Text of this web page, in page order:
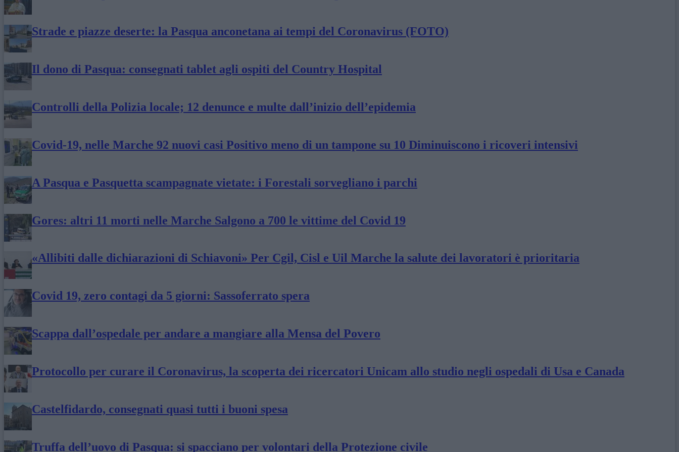
Strade e piazze deserte: la Pasqua anconetana ai tempi del Coronavirus (FOTO)
Il dono di Pasqua: consegnati tablet agli ospiti del Country Hospital
Controlli della Polizia locale; 12 denunce e multe dall’inizio dell’epidemia
Covid-19, nelle Marche 92 nuovi casi Positivo meno di un tampone su 10 Diminuiscono i ricoveri intensivi
A Pasqua e Pasquetta scampagnate vietate: i Forestali sorvegliano i parchi
Gores: altri 11 morti nelle Marche Salgono a 700 le vittime del Covid 19
«Allibiti dalle dichiarazioni di Schiavoni» Per Cgil, Cisl e Uil Marche la salute dei lavoratori è prioritaria
Covid 19, zero contagi da 5 giorni: Sassoferrato spera
Scappa dall’ospedale per andare a mangiare alla Mensa del Povero
Protocollo per curare il Coronavirus, la scoperta dei ricercatori Unicam allo studio negli ospedali di Usa e Canada
Castelfidardo, consegnati quasi tutti i buoni spesa
Truffa dell’uovo di Pasqua: si spacciano per volontari della Protezione civile